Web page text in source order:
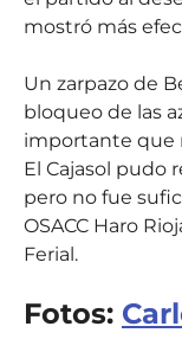
mostró más
Un zarpazo de
bloqueo de las
importante que
El Cajasol pudo
pero no fue
OSACC Haro
Ferial.
Fotos: